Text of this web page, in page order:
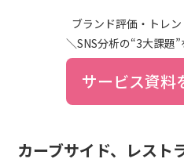
ブランド評価・トレ
＼SNS分析の“3大課題
サービス資料
カーブサイド、レスト